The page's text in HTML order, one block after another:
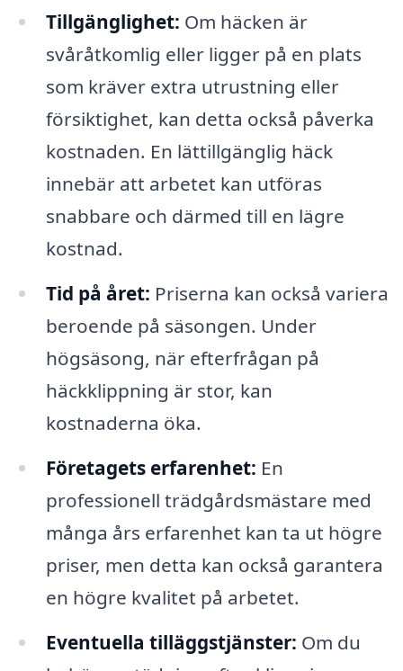
Tillgänglighet: Om häcken är
svåråtkomlig eller ligger på en plats
som kräver extra utrustning eller
försiktighet, kan detta också påverka
kostnaden. En lättillgänglig häck
innebär att arbetet kan utföras
snabbare och därmed till en lägre
kostnad.
Tid på året: Priserna kan också variera
beroende på säsongen. Under
högsäsong, när efterfrågan på
häckklippning är stor, kan
kostnaderna öka.
Företagets erfarenhet: En
professionell trädgårdsmästare med
många års erfarenhet kan ta ut högre
priser, men detta kan också garantera
en högre kvalitet på arbetet.
Eventuella tilläggstjänster: Om du